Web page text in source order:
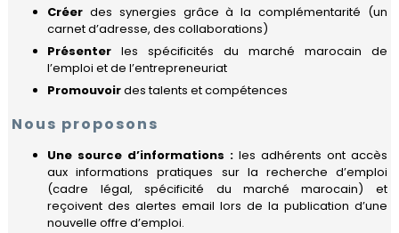
Se
divertir
Maroc
Compétences
Créer des synergies grâce à la complémentarité (un
carnet d’adresse, des collaborations)
Présenter les spécificités du marché marocain de
l’emploi et de l’entrepreneuriat
Promouvoirdes talents et compétences
Nous proposons
Une source d’informations : les adhérents ont accès
aux informations pratiques sur la recherche d’emploi
(cadre légal, spécificité du marché marocain) et
reçoivent des alertes email lors de la publication d’une
nouvelle offre d’emploi.